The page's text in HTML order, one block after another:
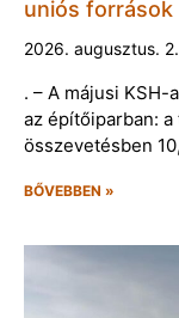
uniós
2026. augusztus. 2.
. – A májusi
az építőiparban:
összevetésben
BŐVEBBEN »